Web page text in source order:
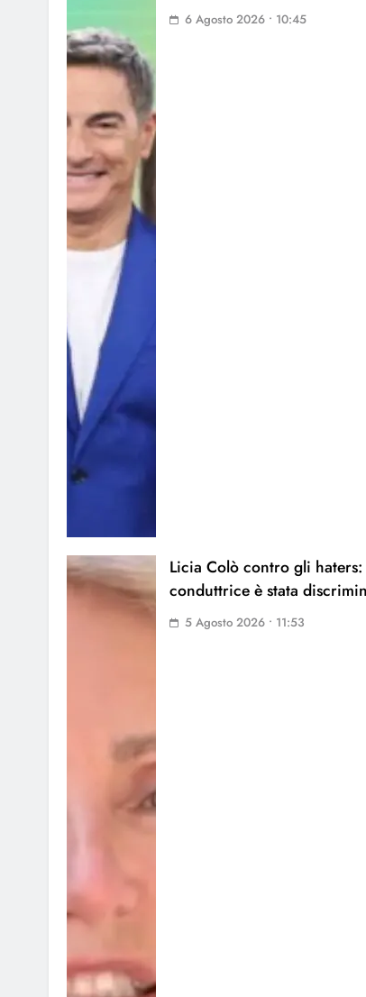
6 Agosto 2026 • 10:45
Licia Colò contro gli haters:
conduttrice è stata
5 Agosto 2026 • 11:53